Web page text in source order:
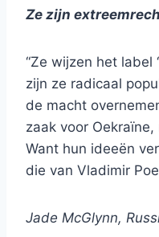
Ze zijn
“Ze wijzen het label
zijn ze radicaal
de macht
zaak voor
Want hun ideeën
die van Vladimir
Jade McGlynn,